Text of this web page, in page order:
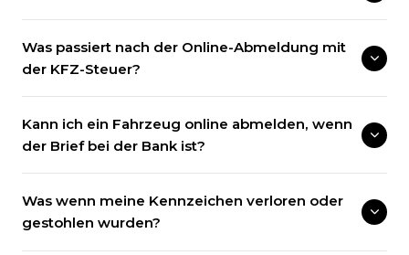
Was passiert nach der Online-Abmeldung mit
der KFZ-Steuer?
Kann ich ein Fahrzeug online abmelden, wenn
der Brief bei der Bank ist?
Was wenn meine Kennzeichen verloren oder
gestohlen wurden?